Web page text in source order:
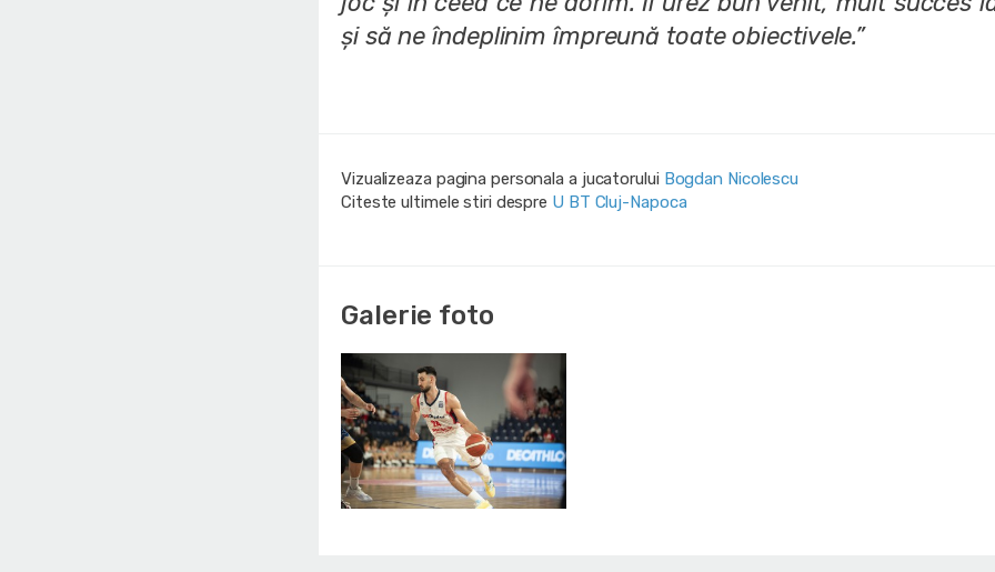
și să ne îndeplinim împreună toate obiectivele.”
Vizualizeaza pagina personala a jucatorului Bogdan Nicolescu
Citeste ultimele stiri despre U BT Cluj-Napoca
Galerie foto